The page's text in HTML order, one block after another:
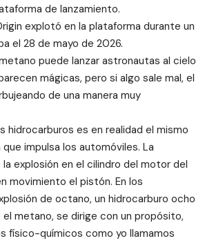
de lanzamiento.
explotó en la plataforma durante un
el 28 de mayo de 2026.
puede lanzar astronautas al cielo
mágicas, pero si algo sale mal, el
de una manera muy
hidrocarburos es en realidad el mismo
impulsa los automóviles. La
explosión en el cilindro del motor del
movimiento el pistón. En los
de octano, un hidrocarburo ocho
metano, se dirige con un propósito,
físico-químicos como yo llamamos